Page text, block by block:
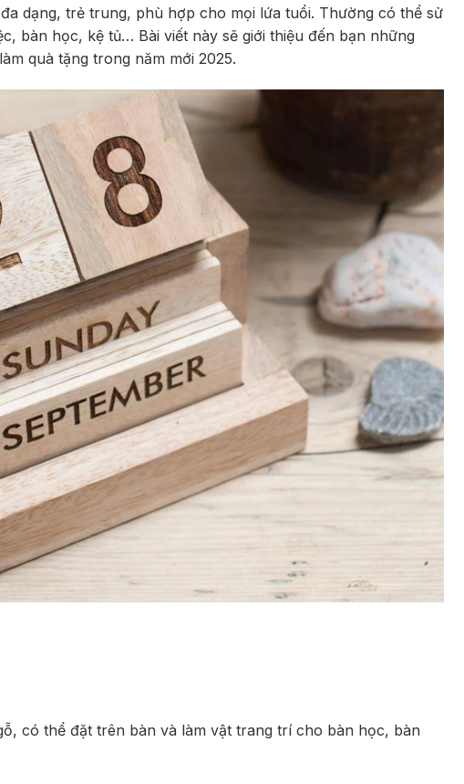
dạng, trẻ trung, phù hợp cho mọi lứa tuổi. Thường có thể sử
bàn học, kệ tủ… Bài viết này sẽ giới thiệu đến bạn những
quà tặng trong năm mới 2025.
có thể đặt trên bàn và làm vật trang trí cho bàn học, bàn